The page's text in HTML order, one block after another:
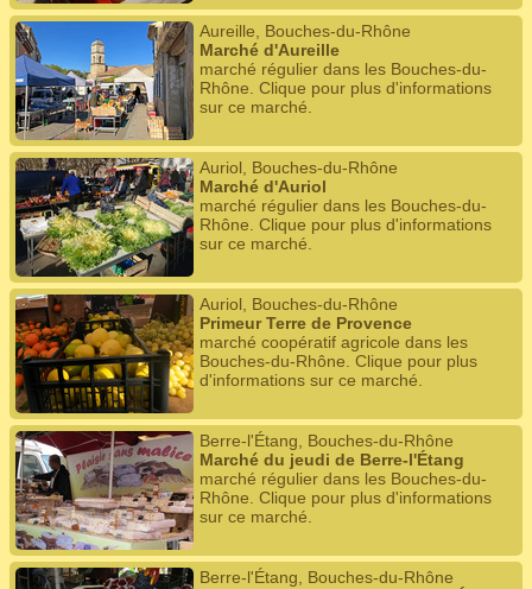
Aureille, Bouches-du-Rhône
Marché d'Aureille
marché régulier dans les Bouches-du-
Rhône. Clique pour plus d'informations
sur ce marché.
Auriol, Bouches-du-Rhône
Marché d'Auriol
marché régulier dans les Bouches-du-
Rhône. Clique pour plus d'informations
sur ce marché.
Auriol, Bouches-du-Rhône
Primeur Terre de Provence
marché coopératif agricole dans les
Bouches-du-Rhône. Clique pour plus
d'informations sur ce marché.
Berre-l'Étang, Bouches-du-Rhône
Marché du jeudi de Berre-l'Étang
marché régulier dans les Bouches-du-
Rhône. Clique pour plus d'informations
sur ce marché.
Berre-l'Étang, Bouches-du-Rhône